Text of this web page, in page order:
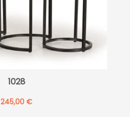
1028
245,00€